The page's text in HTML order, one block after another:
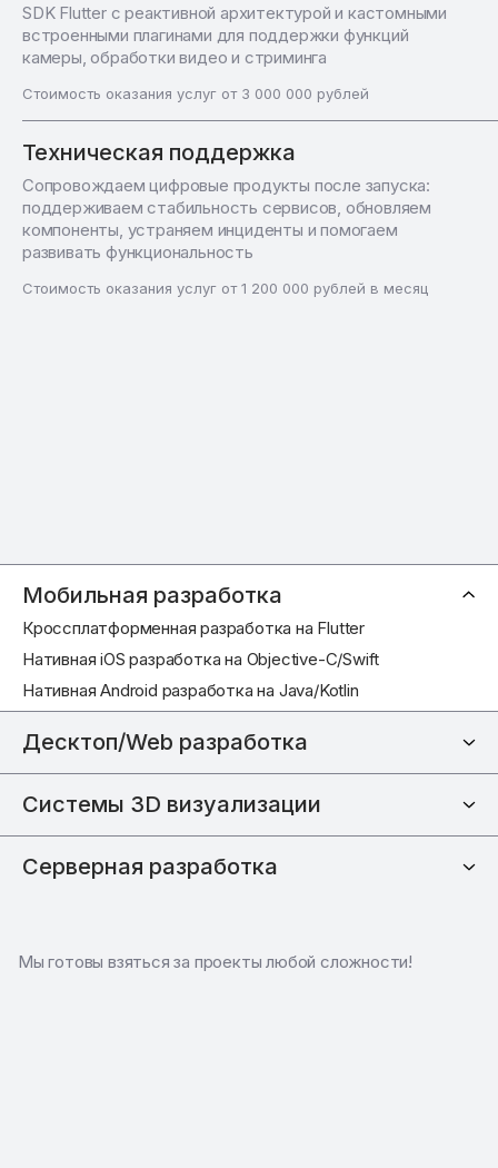
SDK Flutter с реактивной архитектурой и кастомными
встроенными плагинами для поддержки функций
камеры, обработки видео и стриминга
Стоимость оказания услуг от 3 000 000 рублей
Техническая поддержка
Сопровождаем цифровые продукты после запуска:
поддерживаем стабильность сервисов, обновляем
компоненты, устраняем инциденты и помогаем
развивать функциональность
Стоимость оказания услуг от 1 200 000 рублей в месяц
Мобильная разработка
Кроссплатформенная разработка на Flutter
Нативная iOS разработка на Objective-C/Swift
Нативная Android разработка на Java/Kotlin
Десктоп/Web разработка
Системы 3D визуализации
Серверная разработка
Мы готовы взяться за проекты любой сложности!